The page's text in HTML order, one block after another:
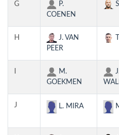
G
P.
COENEN
H
J. VAN
PEER
M.
GOEKMEN
J L. MIRA